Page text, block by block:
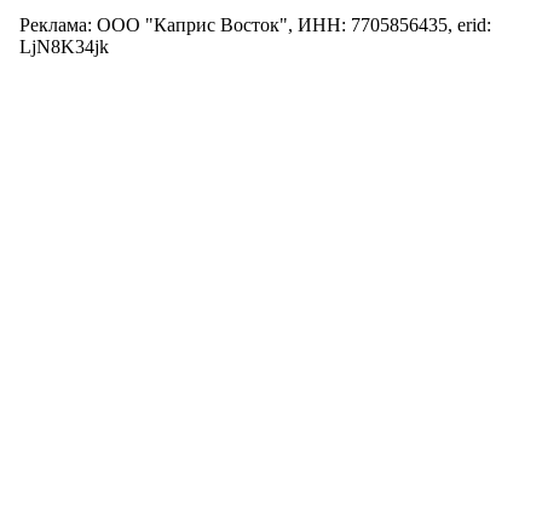
Реклама: ООО "Каприс Восток", ИНН: 7705856435, erid:
LjN8K34jk